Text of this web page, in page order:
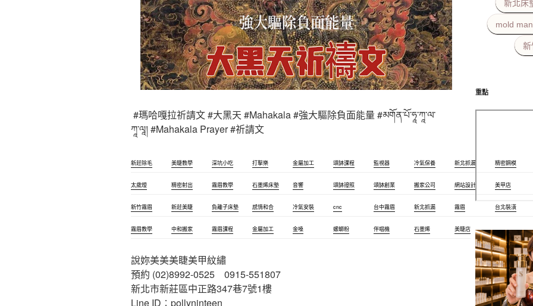
#瑪哈嘎拉祈請文 #大黑天 #Mahakala #強大驅除負面能量 #མགོན་པོ་ཧཱ་ཀཱ་ལ་
ཀཱ་ལཱ། #Mahakala Prayer #祈請文
新莊除毛 美睫教學 深坑小吃 打擊樂 金屬加工 頌缽課程 監視器 冷氣保養 新北抓漏 精密鋼模
太歲燈 精密射出 霧眉教學 石墨烯床墊 音響 頌缽證照 頌缽創業 搬家公司 網站設計 美甲店
新竹霧眉 新莊美睫 負離子床墊 感情和合 冷氣安裝 cnc 台中霧眉 新北抓漏 霧眉 台北裝潢
霧眉教學 中和搬家 霧眉課程 金屬加工 金嗓 螺螄粉 伴唱機 石墨烯 美睫店 精密射出
說妳美美美睫美甲紋繡
預約 (02)8992-0525 0915-551807
新北市新莊區中正路347巷7號1樓
Line ID︰pollyninteen
新北床
mold
新
重點